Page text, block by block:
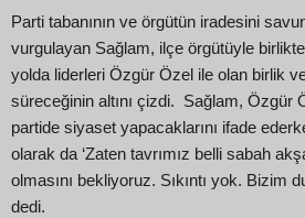
Parti tabanının ve örgütün iradesini
vurgulayan Sağlam, ilçe örgütüyle
yolda liderleri Özgür Özel ile olan birlik
süreceğinin altını çizdi. Sağlam, Özgür
partide siyaset yapacaklarını ifade
olarak da ‘Zaten tavrımız belli sabah
olmasını bekliyoruz. Sıkıntı yok. Bizim
dedi.